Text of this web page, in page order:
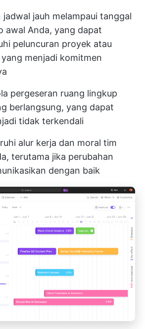
jadwal jauh melampaui tanggal
awal Anda, yang dapat
peluncuran proyek atau
menjadi komitmen
pergeseran ruang lingkup
berlangsung, yang dapat
tidak terkendali
alur kerja dan moral tim
terutama jika perubahan
dengan baik